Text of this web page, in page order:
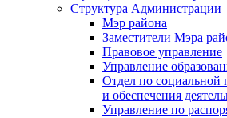
Структура Администрации
Мэр района
Заместители Мэра
Правовое управление
Управление
Отдел по социальной
и обеспечения
Управление по